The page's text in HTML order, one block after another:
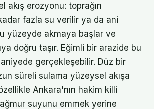
akış erozyonu: toprağın
fazla su verilir ya da ani
yüzeyde akmaya başlar ve
doğru taşır. Eğimli bir arazide bu
gerçekleşebilir. Düz bir
süreli sulama yüzeysel akışa
Ankara'nın hakim killi
suyunu emmek yerine